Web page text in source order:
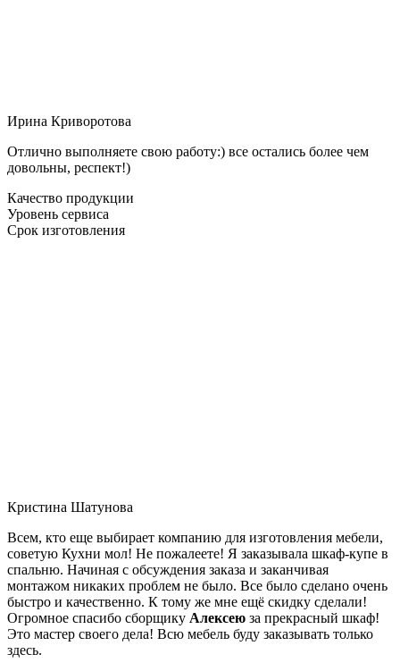
Ирина Криворотова
Отлично выполняете свою работу:) все остались более чем
довольны, респект!)
Качество продукции
Уровень сервиса
Срок изготовления
Кристина Шатунова
Всем, кто еще выбирает компанию для изготовления мебели,
советую Кухни мол! Не пожалеете! Я заказывала шкаф-купе в
спальню. Начиная с обсуждения заказа и заканчивая
монтажом никаких проблем не было. Все было сделано очень
быстро и качественно. К тому же мне ещё скидку сделали!
Огромное спасибо сборщику Алексею за прекрасный шкаф!
Это мастер своего дела! Всю мебель буду заказывать только
здесь.